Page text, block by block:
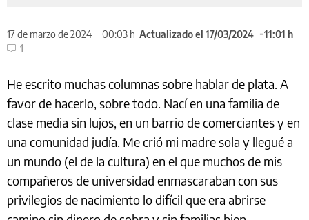
17 de marzo de 2024 00:03 h Actualizado el 17/03/2024
11:01 h
1
He escrito muchas columnas sobre hablar de plata. A
favor de hacerlo, sobre todo. Nací en una familia de
clase media sin lujos, en un barrio de comerciantes y en
una comunidad judía. Me crió mi madre sola y llegué a
un mundo (el de la cultura) en el que muchos de mis
compañeros de universidad enmascaraban con sus
privilegios de nacimiento lo difícil que era abrirse